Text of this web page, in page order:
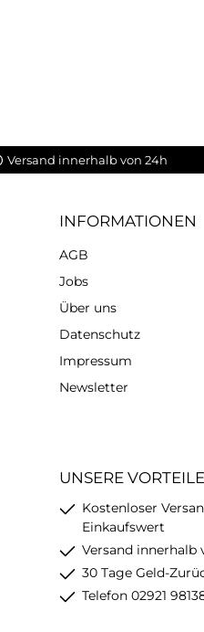
Versand innerhalb von 24h
INFORMATIONEN
AGB
Jobs
Über uns
Datenschutz
Impressum
Newsletter
UNSERE VORTEILE
Kostenloser
Einkaufswert
Versand innerhalb
30 Tage Geld-
Telefon 02921